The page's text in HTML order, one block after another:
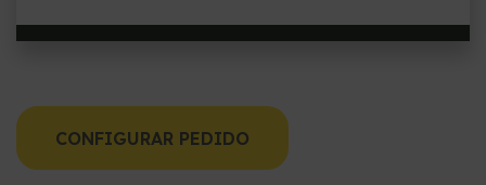
CONFIGURAR PEDIDO